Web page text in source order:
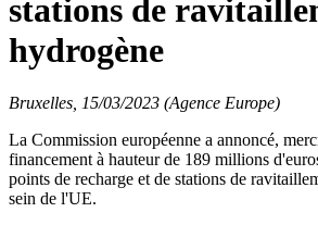
stations de
hydrogène
Bruxelles, 15/03/2023 (Agence Europe)
La Commission européenne a annoncé,
financement à hauteur de 189 millions
points de recharge et de stations de
sein de l'UE.